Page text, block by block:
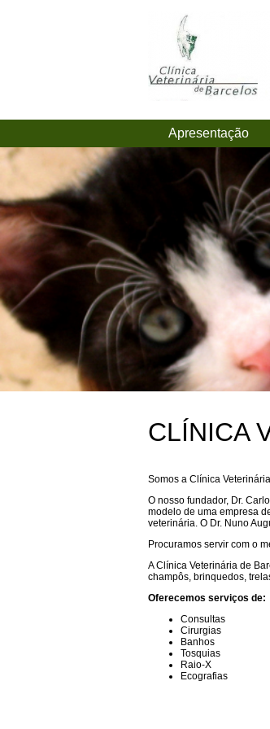
Apresentação
CLÍNICA
Somos a Clínica
O nosso fundador, Dr.
modelo de uma empresa
veterinária. O Dr. Nuno
Procuramos servir com o
A Clínica Veterinária de
champôs, brinquedos,
Oferecemos serviços de:
Consultas
Cirurgias
Banhos
Tosquias
Raio-X
Ecografias